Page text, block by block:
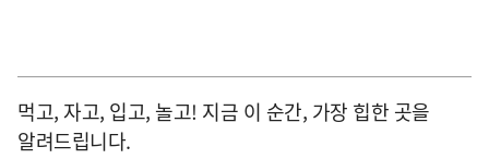
먹고, 자고, 입고, 놀고! 지금 이 순간, 가장 힙한 곳을
알려드립니다.